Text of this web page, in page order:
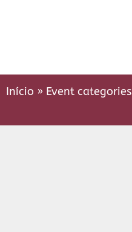
Início » Event categories